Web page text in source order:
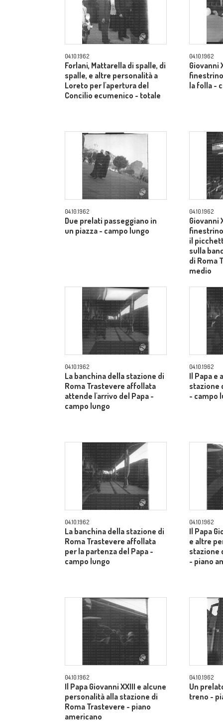
04.10.1962
Forlani, Mattarella di spalle, di
spalle, e altre personalità a
Loreto per l'apertura del
Concilio ecumenico - totale
04.10.1962
Giovanni
la folla -
04.10.1962
Due prelati passeggiano in
un piazza - campo lungo
04.10.1962
Giovanni
il
sulla
di Roma
medio
04.10.1962
La banchina della stazione di
Roma Trastevere affollata
attende l'arrivo del Papa -
campo lungo
04.10.1962
Il Papa e
stazione
- campo
04.10.1962
La banchina della stazione di
Roma Trastevere affollata
per la partenza del Papa -
campo lungo
04.10.1962
Il Papa
e altre
stazione
- piano
04.10.1962
Il Papa Giovanni XXIII e alcune
personalità alla stazione di
Roma Trastevere - piano
americano
04.10.1962
Un
treno -